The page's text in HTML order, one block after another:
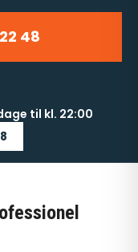
48
til kl. 22:00